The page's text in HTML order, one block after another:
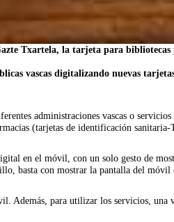
Txartela, la tarjeta para
vascas digitalizando nuevas
administraciones vascas o
(tarjetas de identificación
en el móvil, con un solo gesto de
basta con mostrar la pantalla del móvil
Además, para utilizar los servicios, una